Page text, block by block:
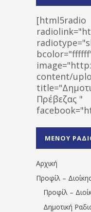
[html5radio
content/
Πρέβεζας "
ΜΕΝΟΥ
Αρχική
Προφίλ –
Προφίλ –
Δημοτική